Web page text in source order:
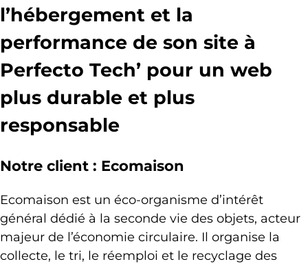
l’hébergement et la
performance de son site à
Perfecto Tech’ pour un web
plus durable et plus
responsable
Notre client : Ecomaison
Ecomaison est un éco-organisme d’intérêt
général dédié à la seconde vie des objets, acteur
majeur de l’économie circulaire. Il organise la
collecte, le tri, le réemploi et le recyclage des